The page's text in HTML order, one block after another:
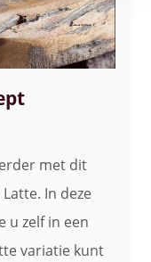
met dit
In deze
u zelf in een
variatie kunt